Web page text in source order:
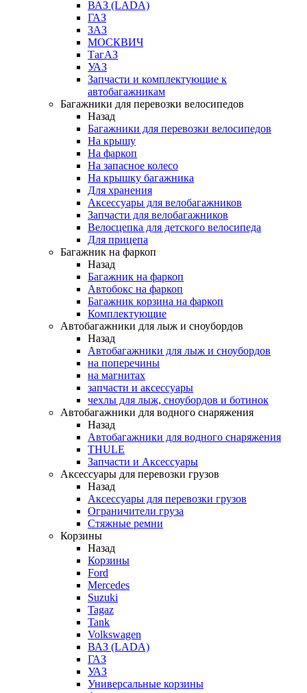
ВАЗ (LADA)
ГАЗ
ЗАЗ
МОСКВИЧ
ТагАЗ
УАЗ
Запчасти и комплектующие к
автобагажникам
Багажники для перевозки велосипедов
Назад
Багажники для перевозки велосипедов
На крышу
На фаркоп
На запасное колесо
На крышку багажника
Для хранения
Аксессуары для велобагажников
Запчасти для велобагажников
Велосцепка для детского велосипеда
Для прицепа
Багажник на фаркоп
Назад
Багажник на фаркоп
Автобокс на фаркоп
Багажник корзина на фаркоп
Комплектующие
Автобагажники для лыж и сноубордов
Назад
Автобагажники для лыж и сноубордов
на поперечины
на магнитах
запчасти и аксессуары
чехлы для лыж, сноубордов и ботинок
Автобагажники для водного снаряжения
Назад
Автобагажники для водного снаряжения
THULE
Запчасти и Аксессуары
Аксессуары для перевозки грузов
Назад
Аксессуары для перевозки грузов
Ограничители груза
Стяжные ремни
Корзины
Назад
Корзины
Ford
Mercedes
Suzuki
Tagaz
Tank
Volkswagen
ВАЗ (LADA)
ГАЗ
УАЗ
Универсальные корзины